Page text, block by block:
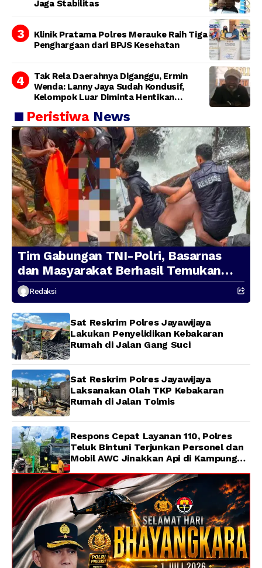
Jaga Stabilitas
Klinik Pratama Polres Merauke Raih Tiga
Penghargaan dari BPJS Kesehatan
Tak Rela Daerahnya Diganggu, Ermin
Wenda: Lanny Jaya Sudah Kondusif,
Kelompok Luar Diminta Hentikan
Peristiwa News
Tim Gabungan TNI-Polri, Basarnas
dan Masyarakat Berhasil Temukan
Presenter TVRI Papua Barat yang
Hilang di Sungai Memti
Redaksi
Sat Reskrim Polres Jayawijaya
Lakukan Penyelidikan Kebakaran
Rumah di Jalan Gang Suci
Sat Reskrim Polres Jayawijaya
Laksanakan Olah TKP Kebakaran
Rumah di Jalan Tolmis
Respons Cepat Layanan 110, Polres
Teluk Bintuni Terjunkan Personel dan
Mobil AWC Jinakkan Api di Kampung